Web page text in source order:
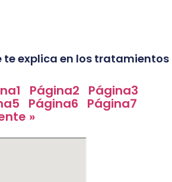
te explica en los tratamientos
1 Página2 Página3
5 Página6 Página7
»